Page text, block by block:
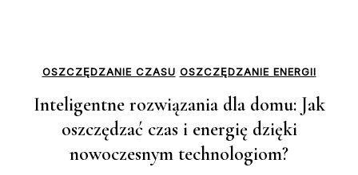
OSZCZĘDZANIE CZASU OSZCZĘDZANIE ENERGII
Inteligentne rozwiązania dla domu: Jak
oszczędzać czas i energię dzięki
nowoczesnym technologiom?